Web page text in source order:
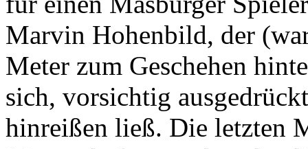
Marvin Hohenbild, der
Meter zum Geschehen
sich, vorsichtig
hinreißen ließ. Die letzten